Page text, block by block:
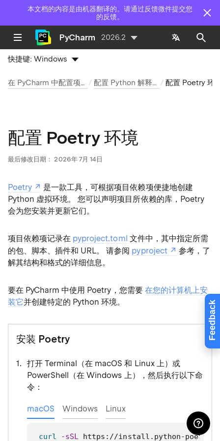
本文档的内容是由机器翻译的。请通过反馈微件提交您
的反馈。
Feedback
PyCharm 2026.2
快捷键:Windows
在 PyCharm 中配置项目 配置 Python 解释器
配置 Poetry 环境
最后修改日期： 2026年 7月 14日
Poetry
是一款工具，可根据项目依赖项便捷地创建
Python 虚拟环境。 您可以声明项目所依赖的库，Poetry
会为您安装并更新它们。
项目依赖项记录在 pyproject.toml 文件中，其中指定所需
的包、脚本、插件和 URL。 请参阅 pyproject
参考，了
解其结构和格式的详细信息。
要在 PyCharm 中使用 Poetry，您需要 在您的计算机上安
装它并创建特定的 Python 环境。
安装 Poetry
打开 Terminal（在 macOS 和 Linux 上）或
PowerShell（在 Windows 上），然后执行以下命
令：
macOS Windows Linux
curl -sSL https://install.python-